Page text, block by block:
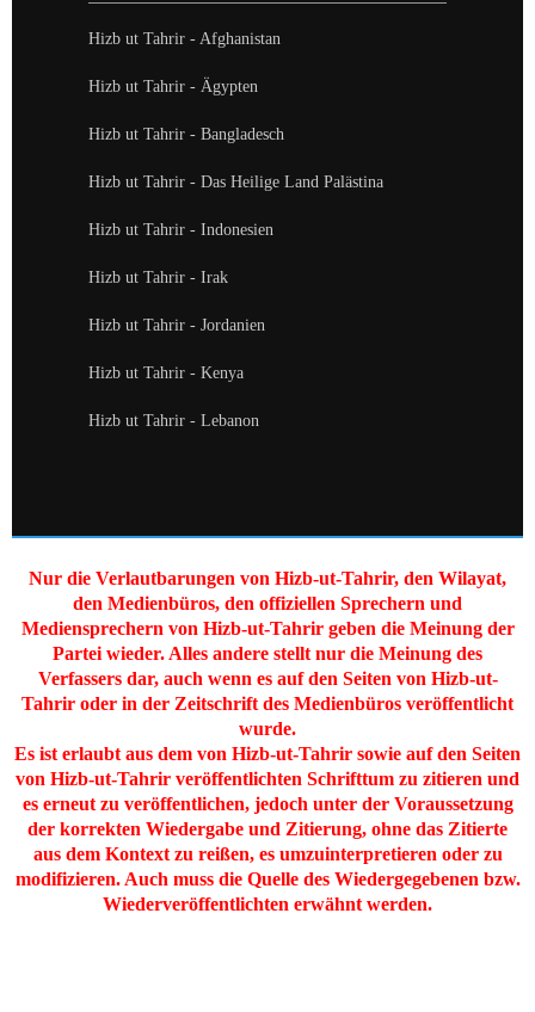
Hizb ut Tahrir - Afghanistan
Hizb ut Tahrir - Ägypten
Hizb ut Tahrir - Bangladesch
Hizb ut Tahrir - Das Heilige Land Palästina
Hizb ut Tahrir - Indonesien
Hizb ut Tahrir - Irak
Hizb ut Tahrir - Jordanien
Hizb ut Tahrir - Kenya
Hizb ut Tahrir - Lebanon
Nur die Verlautbarungen von Hizb-ut-Tahrir, den Wilayat,
den Medienbüros, den offiziellen Sprechern und
Mediensprechern von Hizb-ut-Tahrir geben die Meinung der
Partei wieder. Alles andere stellt nur die Meinung des
Verfassers dar, auch wenn es auf den Seiten von Hizb-ut-
Tahrir oder in der Zeitschrift des Medienbüros veröffentlicht
wurde.
Es ist erlaubt aus dem von Hizb-ut-Tahrir sowie auf den Seiten
von Hizb-ut-Tahrir veröffentlichten Schrifttum zu zitieren und
es erneut zu veröffentlichen, jedoch unter der Voraussetzung
der korrekten Wiedergabe und Zitierung, ohne das Zitierte
aus dem Kontext zu reißen, es umzuinterpretieren oder zu
modifizieren. Auch muss die Quelle des Wiedergegebenen bzw.
Wiederveröffentlichten erwähnt werden.